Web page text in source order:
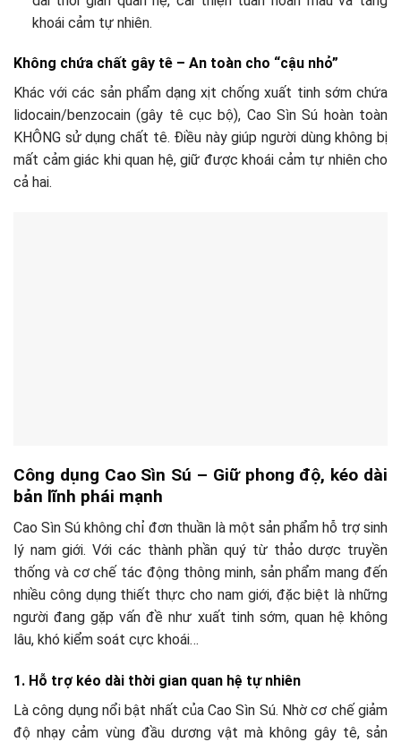
khoái cảm tự nhiên.
Không chứa chất gây tê – An toàn cho “cậu nhỏ”
Khác với các sản phẩm dạng xịt chống xuất tinh sớm chứa
lidocain/benzocain (gây tê cục bộ), Cao Sìn Sú hoàn toàn
KHÔNG sử dụng chất tê. Điều này giúp người dùng không bị
mất cảm giác khi quan hệ, giữ được khoái cảm tự nhiên cho
cả hai.
Công dụng Cao Sìn Sú – Giữ phong độ, kéo dài
bản lĩnh phái mạnh
Cao Sìn Sú không chỉ đơn thuần là một sản phẩm hỗ trợ sinh
lý nam giới. Với các thành phần quý từ thảo dược truyền
thống và cơ chế tác động thông minh, sản phẩm mang đến
nhiều công dụng thiết thực cho nam giới, đặc biệt là những
người đang gặp vấn đề như xuất tinh sớm, quan hệ không
lâu, khó kiểm soát cực khoái…
1. Hỗ trợ kéo dài thời gian quan hệ tự nhiên
Là công dụng nổi bật nhất của Cao Sìn Sú. Nhờ cơ chế giảm
độ nhạy cảm vùng đầu dương vật mà không gây tê, sản